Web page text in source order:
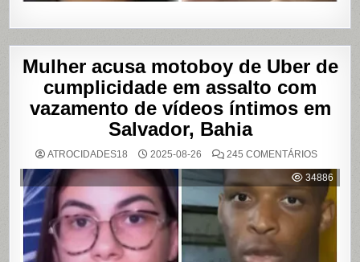
Mulher acusa motoboy de Uber de
cumplicidade em assalto com
vazamento de vídeos íntimos em
Salvador, Bahia
ATROCIDADES18 2025-08-26 245 COMENTÁRIOSEM
ACUSA
DE
UBER
DE
EM
34886